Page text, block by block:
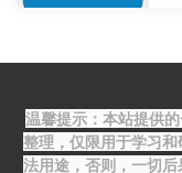
温馨提示：本站提供
整理，仅限用于学习
法用途，否则，一切